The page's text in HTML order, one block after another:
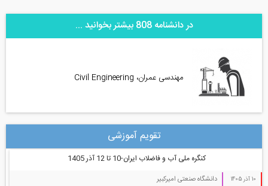
در دانشنامه 808 بیشتر بخوانید ...
مهندسی عمران، Civil Engineering
تقویم آموزشی
کنگره ملی آب و فاضلاب ایران-10 تا 12 آذر 1405
دانشگاه صنعتی امیرکبیر